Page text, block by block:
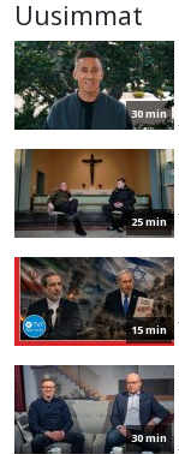
Uusimmat
30 min
25 min
15 min
30 min